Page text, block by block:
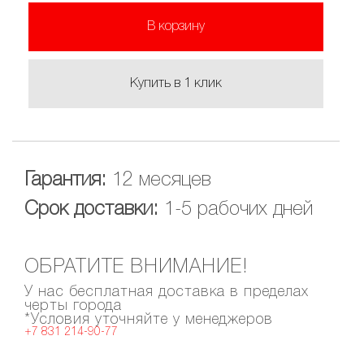
В корзину
Купить в 1 клик
Гарантия: 12 месяцев
Срок доставки: 1-5 рабочих дней
ОБРАТИТЕ ВНИМАНИЕ!
У нас бесплатная доставка в пределах
черты города
*Условия уточняйте у менеджеров
+7 831 214-90-77